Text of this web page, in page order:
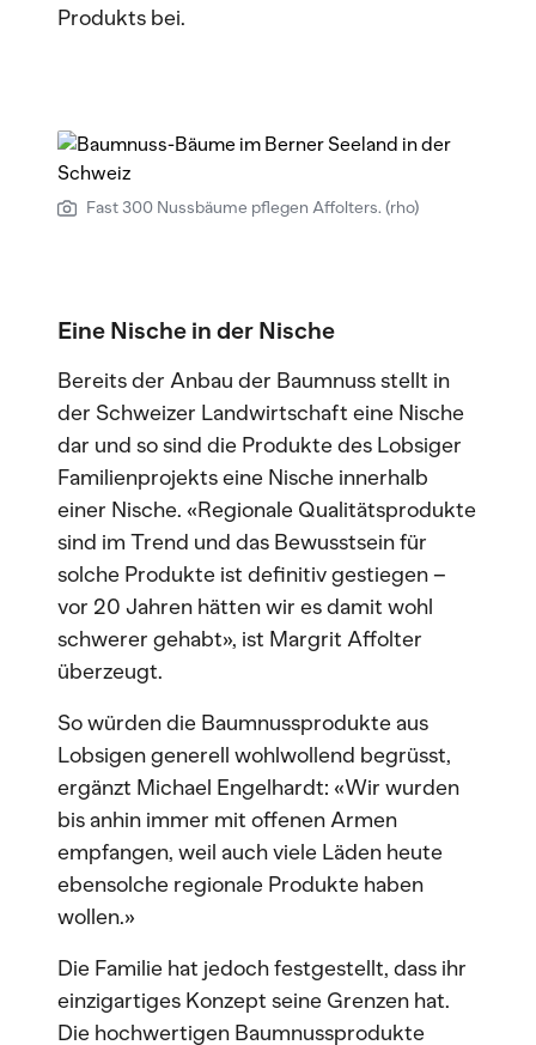
Produkts bei.
Fast 300 Nussbäume pflegen Affolters. (rho)
Eine Nische in der Nische
Bereits der Anbau der Baumnuss stellt in
der Schweizer Landwirtschaft eine Nische
dar und so sind die Produkte des Lobsiger
Familienprojekts eine Nische innerhalb
einer Nische. «Regionale Qualitätsprodukte
sind im Trend und das Bewusstsein für
solche Produkte ist definitiv gestiegen –
vor 20 Jahren hätten wir es damit wohl
schwerer gehabt», ist Margrit Affolter
überzeugt.
So würden die Baumnussprodukte aus
Lobsigen generell wohlwollend begrüsst,
ergänzt Michael Engelhardt: «Wir wurden
bis anhin immer mit offenen Armen
empfangen, weil auch viele Läden heute
ebensolche regionale Produkte haben
wollen.»
Die Familie hat jedoch festgestellt, dass ihr
einzigartiges Konzept seine Grenzen hat.
Die hochwertigen Baumnussprodukte